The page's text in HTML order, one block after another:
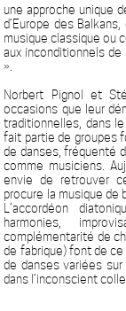
une approche unique
d’Europe des
musique classique ou
aux inconditionnels de
».
Norbert Pignol et
occasions que leur
traditionnelles, dans
fait partie de groupes
de danses, fréquenté
comme musiciens.
envie de retrouver
procure la musique de
L’accordéon
harmonies,
complémentarité de
de fabrique) font de
de danses variées
dans l’inconscient